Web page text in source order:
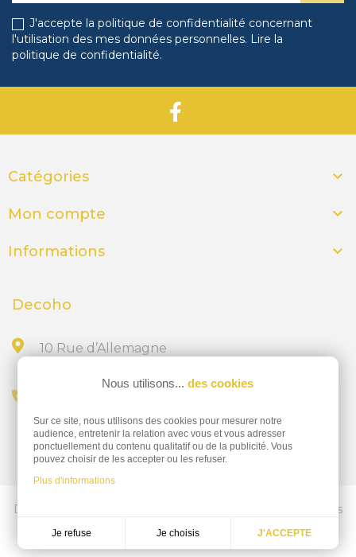
J'accepte la politique de confidentialité concernant
l'utilisation des mes données personnelles. Lire la
politique de confidentialité.
Catégories 
Mon compte 
Informations 
Decoho
10 Rue d’Allemagne
02 28 23 15 32
Nous utilisons... des cookies
Sur ce site, nous utilisons des cookies pour mesurer notre
audience, entretenir la relation avec vous et vous adresser
ponctuellement du contenu qualitatif ou de la publicité. Vous
pouvez choisir de les accepter ou les refuser.
Plus d'informations
Je refuse Je choisis J'ACCEPTE
Découvrez nos services d'impressions professionnelles
Réalisation Dream me up